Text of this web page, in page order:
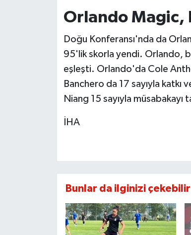
Orlando Magic,
Doğu Konferansı'nda da
95'lik skorla yendi. Orlando,
eşleşti. Orlando'da Cole
Banchero da 17 sayıyla
Niang 15 sayıyla müsabakayı
İHA
Bunlar da ilginizi çekebilir